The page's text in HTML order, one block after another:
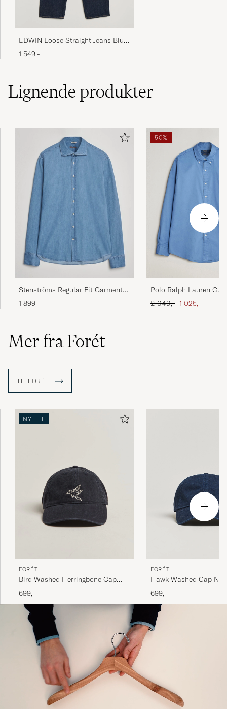
EDWIN Loose Straight Jeans Blue
Rinsed
1 549,-
Lignendeprodukter
Stenströms Regular Fit Garment
Washed Shirt Light Denim
1 899,-
50%
Polo Ralph Lauren
Garment Twill Shirt
Ordinær pris
2 049,- Nedsatt pris
1 025,-
Mer fra Forét
TIL FORÉT
NYHET
FORÉT
Bird Washed Herringbone Cap
Navy
699,-
FORÉT
Hawk Washed Cap
699,-